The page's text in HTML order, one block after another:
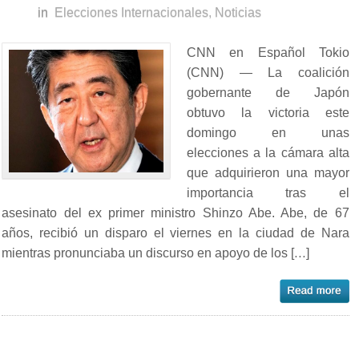
in
Elecciones Internacionales, Noticias
CNN en Español Tokio
(CNN) — La coalición
gobernante de Japón
obtuvo la victoria este
domingo en unas
elecciones a la cámara alta
que adquirieron una mayor
importancia tras el
asesinato del ex primer ministro Shinzo Abe. Abe, de 67
años, recibió un disparo el viernes en la ciudad de Nara
mientras pronunciaba un discurso en apoyo de los […]